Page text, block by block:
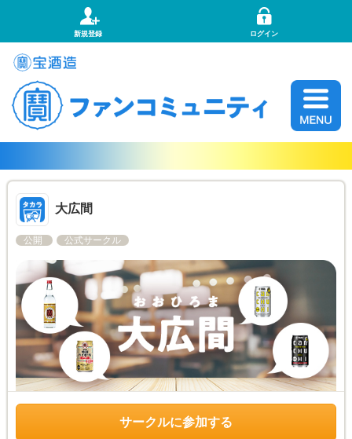
新規登録 ログイン
大広間
公開 公式サークル
サークルに参加する